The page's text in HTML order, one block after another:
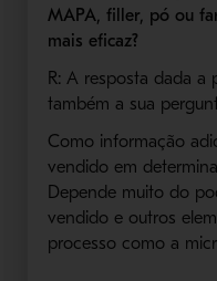
MAPA, filler, pó ou
mais eficaz?
R: A resposta dada a
também a sua
Como informação
vendido em
Depende muito do
vendido e outros
processo como a